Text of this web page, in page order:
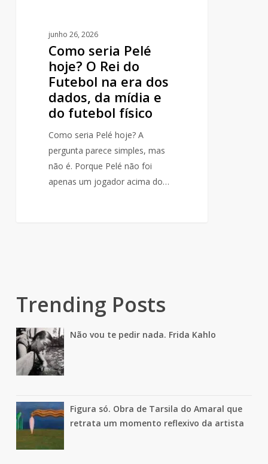
junho 26, 2026
Como seria Pelé
hoje? O Rei do
Futebol na era dos
dados, da mídia e
do futebol físico
Como seria Pelé hoje? A
pergunta parece simples, mas
não é. Porque Pelé não foi
apenas um jogador acima do…
Trending Posts
Não vou te pedir nada. Frida Kahlo
Figura só. Obra de Tarsila do Amaral que
retrata um momento reflexivo da artista